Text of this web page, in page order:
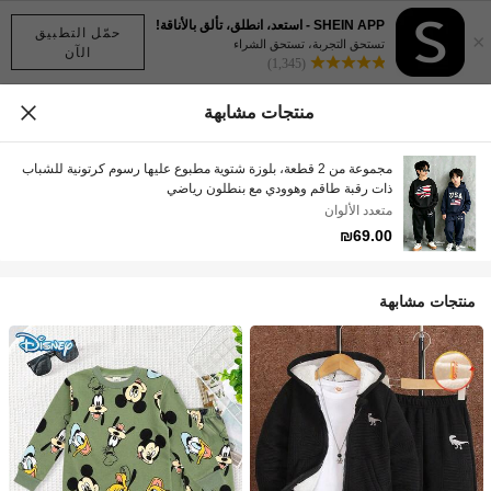
حمّل التطبيق
الآن
×
SHEIN APP - استعد، انطلق، تألق بالأناقة!
تستحق التجربة، تستحق الشراء
(1,345)
منتجات مشابهة
مجموعة من 2 قطعة، بلوزة شتوية مطبوع عليها رسوم كرتونية للشباب
ذات رقبة طاقم وهوودي مع بنطلون رياضي
متعدد الألوان
₪69.00
منتجات مشابهة